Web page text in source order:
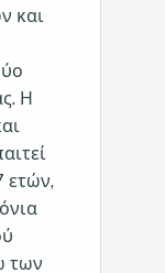
και
Η
ετών,
των